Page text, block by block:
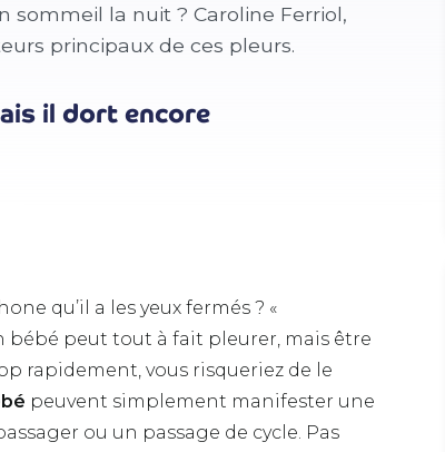
sommeil la nuit ? Caroline Ferriol,
principaux de ces pleurs.
il dort encore
qu’il a les yeux fermés ? «
bébé peut tout à fait pleurer, mais être
rapidement, vous risqueriez de le
peuvent simplement manifester une
ou un passage de cycle. Pas